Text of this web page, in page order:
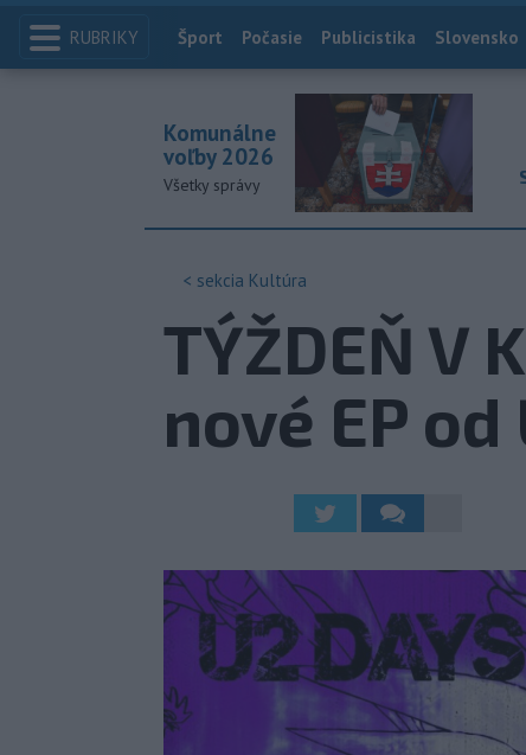
RUBRIKY Index
Šport Počasie Publicistika Slovensko
Komunálne
voľby 2026
Všetky správy
< sekcia Kultúra
TÝŽDEŇ V
nové EP od